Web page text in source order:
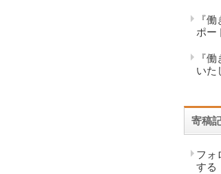
『
ポー
『
いた
寄稿
フォ
する